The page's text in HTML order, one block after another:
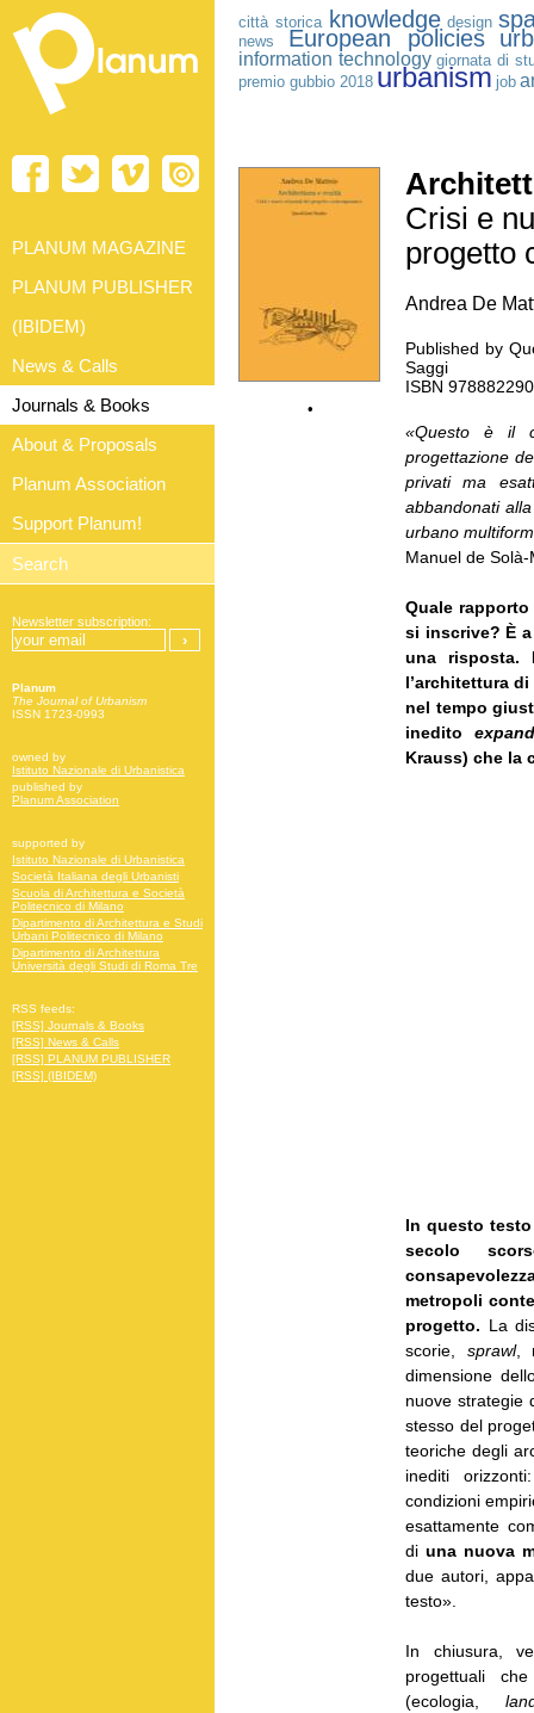
città storica knowledge design
news European policies
information technology giornata di
premio gubbio 2018 urbanism job
•
Crisi e
progetto
Andrea De
Published by
Saggi
ISBN
«Questo è il
progettazione
privati ma
abbandonati
urbano
Manuel de
Quale
si inscrive? È
una risposta.
l’architettura
nel tempo
inedito
Krauss) che la
In questo
secolo
metropoli
progetto. La
scorie, sprawl,
dimensione
nuove strategie
stesso del
teoriche degli
inediti
condizioni
esattamente
di una nuova
due autori,
testo».
In chiusura,
progettuali
(ecologia,
PLANUM MAGAZINE
PLANUM PUBLISHER
(IBIDEM)
News & Calls
Journals & Books
About & Proposals
Planum Association
Support Planum!
Newsletter subscription:
Planum
The Journal of Urbanism
ISSN 1723-0993
owned by
Istituto Nazionale di Urbanistica
published by
Planum Association
supported by
Istituto Nazionale di Urbanistica
Società Italiana degli Urbanisti
Scuola di Architettura e Società
Politecnico di Milano
Dipartimento di Architettura e Studi
Urbani Politecnico di Milano
Dipartimento di Architettura
Università degli Studi di Roma Tre
RSS feeds:
[RSS] Journals & Books
[RSS] News & Calls
[RSS] PLANUM PUBLISHER
[RSS] (IBIDEM)